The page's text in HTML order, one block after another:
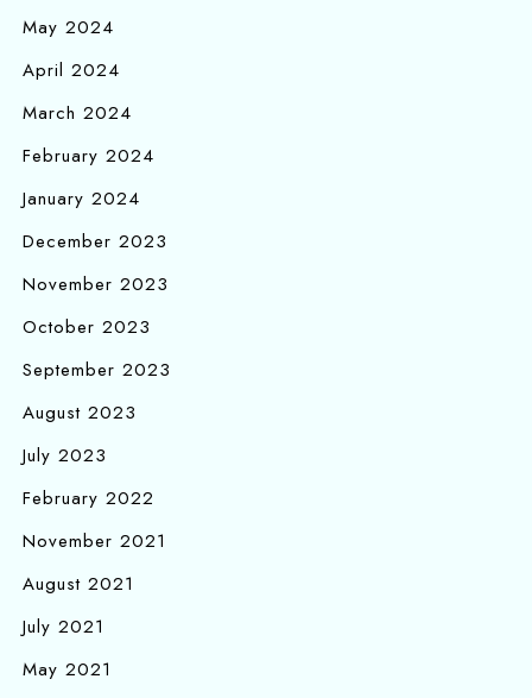
May 2024
April 2024
March 2024
February 2024
January 2024
December 2023
November 2023
October 2023
September 2023
August 2023
July 2023
February 2022
November 2021
August 2021
July 2021
May 2021